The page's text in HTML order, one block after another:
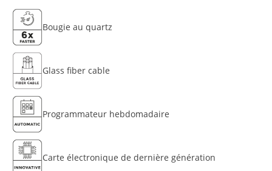
Bougie au quartz
Glass fiber cable
Programmateur hebdomadaire
Carte électronique de dernière génération